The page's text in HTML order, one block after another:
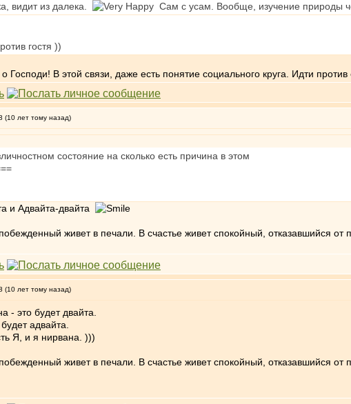
видит из далека. Сам с усам. Вообще, изучение природы
гостя ))
Господи! В этой связи, даже есть понятие социального круга. Идти
(10 лет тому назад)
состояние на сколько есть причина в этом
и Адвайта-двайта
живет в печали. В счастье живет спокойный, отказавшийся
(10 лет тому назад)
- это будет двайта.
адвайта.
Я, и я нирвана. )))
живет в печали. В счастье живет спокойный, отказавшийся